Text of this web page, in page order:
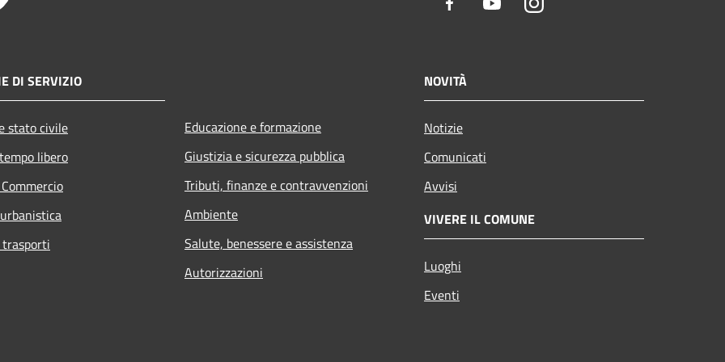
DI SERVIZIO
stato civile
libero
Educazione e formazione
Giustizia e sicurezza pubblica
Tributi, finanze e contravvenzioni
Ambiente
Salute, benessere e assistenza
Autorizzazioni
NOVITÀ
Notizie
Comunicati
Avvisi
VIVERE IL COMUNE
Luoghi
Eventi